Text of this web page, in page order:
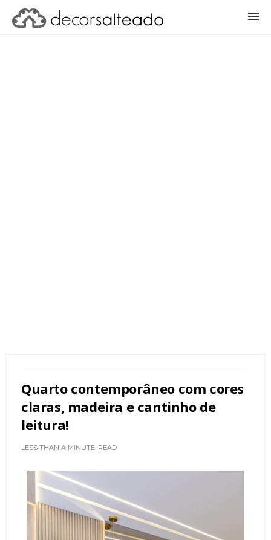
Quarto contemporâneo com cores
claras, madeira e cantinho de
leitura!
LESS THAN A MINUTE READ